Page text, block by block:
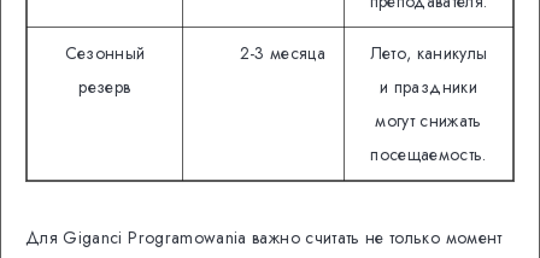
Сезонный
резерв
2-3 месяца
Лето, каникулы
и праздники
могут снижать
посещаемость.
Для Giganci Programowania важно считать не только момент